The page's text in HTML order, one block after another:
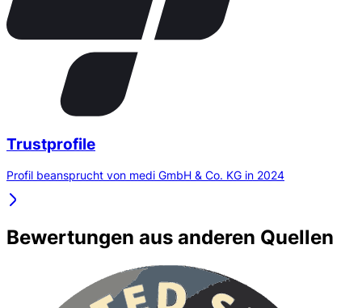
Trustprofile
Profil beansprucht von medi GmbH & Co. KG in 2024
Bewertungen aus anderen Quellen